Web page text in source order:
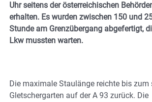
Uhr seitens der österreichischen
erhalten. Es wurden zwischen 150 und
Stunde am Grenzübergang abgefertigt,
Lkw mussten warten.
Die maximale Staulänge reichte bis zum
Gletschergarten auf der A 93 zurück. Die